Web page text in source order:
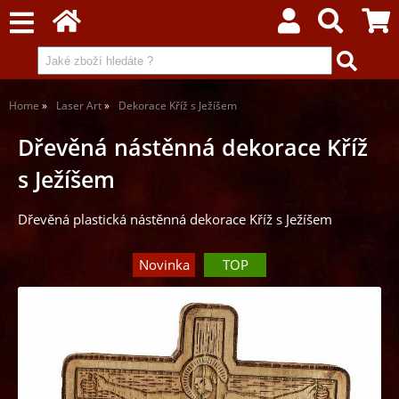
Home Laser Art Dekorace Kříž s Ježíšem
Dřevěná nástěnná dekorace Kříž
s Ježíšem
Dřevěná plastická nástěnná dekorace Kříž s Ježíšem